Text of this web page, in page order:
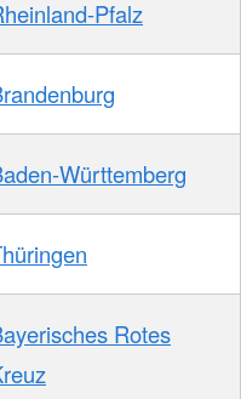
Pfalz
Württemberg
Rotes